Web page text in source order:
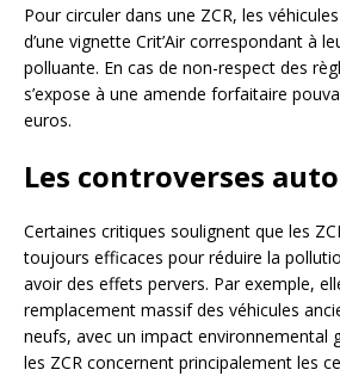
Pour circuler dans une ZCR, les
d’une vignette Crit’Air correspondant à
polluante. En cas de non-respect des
s’expose à une amende forfaitaire
euros.
Les controverses
Certaines critiques soulignent que les
toujours efficaces pour réduire la
avoir des effets pervers. Par exemple,
remplacement massif des véhicules
neufs, avec un impact environnemental
les ZCR concernent principalement les